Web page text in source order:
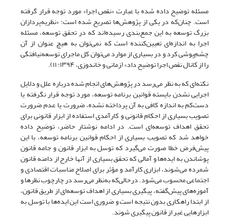
مسئله توضیح داده ‌‌شده با عبارت «نقص اجرا» مورد توجه قرار گرفته
است. چنان‌که در یکی از پژوهش‌ها تصریح شده است: «نظریه‌پردازان
بزرگ توسعه به این جمع‌بندی رسیده‌اند که در تحقق توسعه، مسئله
اجرا به اندازه‌ای تعیین‌کننده است که نمی‌توان به هیچ عنوان از آن
چشم‌پوشی کرد و در بسیاری از موارد می‌توان کل ماجرای توسعه‌نیافتگی
را از کانال نقص اجرا توضیح داد» (زمانی و خاندوزی، ۱۳۹۴: ۱۱).
نکته‌ای که به ‌نظر می‌رسد در پژوهش‌های انجام ‌شده درباره علل و دلایل
اجرایی ‌نشدن بایسته قوانین برنامه توسعه، مورد توجه قرار نگرفته یا
دست‌کم به اندازه کافی به آن پرداخته نشده، ضرورت یا عدم ضرورت
تصویب بسیاری از احکام قانونی و کارآمدی استفاده از ابزار قانونی برای
تحقق اهداف توسعه‌ای است. در ادامه نوشتار حاضر،‌ توضیح داده
خواهد شد که تصویب بسیاری از احکام قوانین برنامه توسعه، با این
پیش‌فرض خطا صورت می‌گیرد که توسل به ابزار قانون و جامه قانون
پوشاندن به ایده‌ها و آمالی که تحقق بسیاری از آنها خارج از دامنه قانون
شمرده می‌شوند، ابزاری کارآمد و مؤثر برای اصلاح مناسبات اقتصادی و
اجتماعی محسوب می‌شود. در‌حالی‌که به‌نظر می‌رسد در چارچوب نظرها و
آموزه‌های پیش‌گفته، پیگیری بسیاری از اهداف توسعه‌ای از طریق قانون،
از ابتدا‌ راهکاری بدون نتیجه است و ضروری است این ایده‌ها‌ با توسل به
ابزارهایی غیر از قانون پیگیری شوند.